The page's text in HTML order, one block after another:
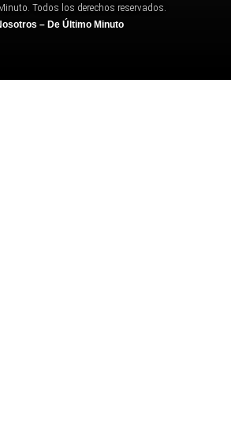
Todos los derechos reservados.
– De Último Minuto